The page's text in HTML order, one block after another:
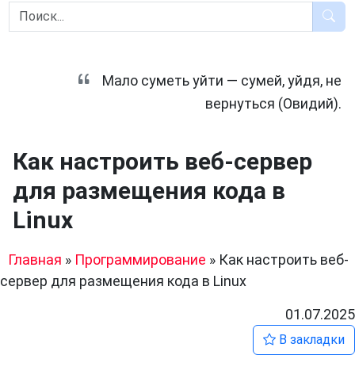
Мало суметь уйти — сумей, уйдя, не
вернуться (Овидий).
Как настроить веб-сервер
для размещения кода в
Linux
Главная » Программирование » Как настроить веб-
сервер для размещения кода в Linux
01.07.2025
В закладки